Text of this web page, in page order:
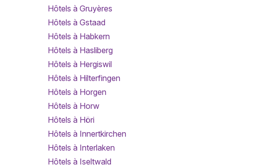
Hôtels à Gruyères
Hôtels à Gstaad
Hôtels à Habkern
Hôtels à Hasliberg
Hôtels à Hergiswil
Hôtels à Hilterfingen
Hôtels à Horgen
Hôtels à Horw
Hôtels à Höri
Hôtels à Innertkirchen
Hôtels à Interlaken
Hôtels à Iseltwald